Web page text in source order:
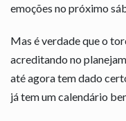
emoções no próximo
Mas é verdade que o
acreditando no
até agora tem dado
já tem um calendário